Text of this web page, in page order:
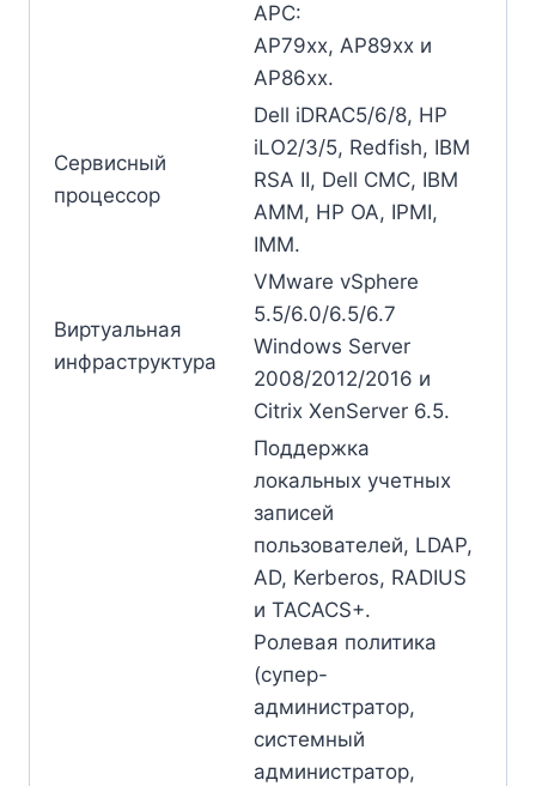
APC:
AP79xx, AP89xx и
AP86xx.
Сервисный
процессор
Dell iDRAC5/6/8, HP
iLO2/3/5, Redfish, IBM
RSA II, Dell CMC, IBM
AMM, HP OA, IPMI,
IMM.
Виртуальная
инфраструктура
VMware vSphere
5.5/6.0/6.5/6.7
Windows Server
2008/2012/2016 и
Citrix XenServer 6.5.
Поддержка
локальных учетных
записей
пользователей, LDAP,
AD, Kerberos, RADIUS
и TACACS+.
Ролевая политика
(супер-
администратор,
системный
администратор,